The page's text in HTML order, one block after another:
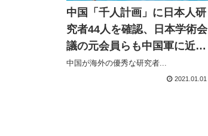
中国「千人計画」に日本人研
究者44人を確認、日本学術会
議の元会員らも中国軍に近い
「国防7校」へ
中国が海外の優秀な研究者...
2021.01.01